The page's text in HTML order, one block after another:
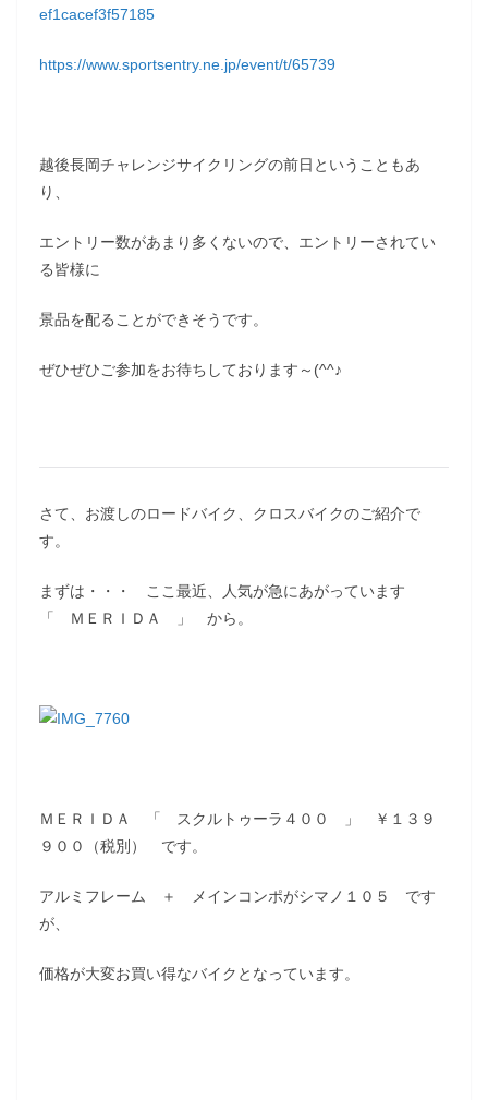
ef1cacef3f57185
https://www.sportsentry.ne.jp/event/t/65739
越後長岡チャレンジサイクリングの前日ということもあ
り、
エントリー数があまり多くないので、エントリーされてい
る皆様に
景品を配ることができそうです。
ぜひぜひご参加をお待ちしております～(^^♪
さて、お渡しのロードバイク、クロスバイクのご紹介で
す。
まずは・・・ ここ最近、人気が急にあがっています
「 ＭＥＲＩＤＡ 」 から。
ＭＥＲＩＤＡ 「 スクルトゥーラ４００ 」 ￥１３９
９００（税別） です。
アルミフレーム ＋ メインコンポがシマノ１０５ です
が、
価格が大変お買い得なバイクとなっています。